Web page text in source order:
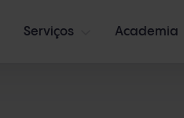
Serviços Academia